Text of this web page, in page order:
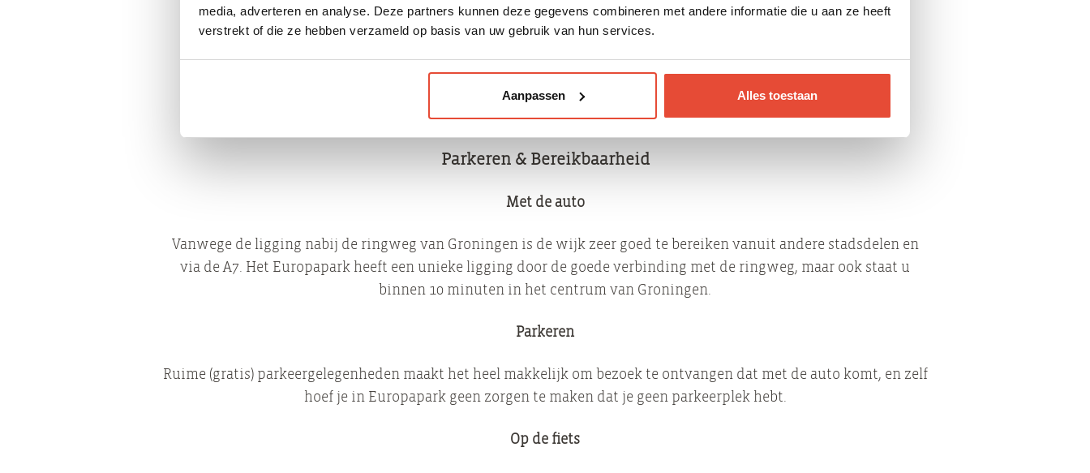
media, adverteren en analyse. Deze partners kunnen deze gegevens combineren met andere informatie die u aan ze heeft
verstrekt of die ze hebben verzameld op basis van uw gebruik van hun services.
Aanpassen Alles toestaan
De Euroborg
complex bestaat uit het FC Groningen voetbalstadion. Naast het stadion zijn in dit complex nog een
opleidingssector van het Noorderpoortcollege, een casino, een bioscoop, diverse horecavoorzieningen, een
fitnesscentrum, een Jumbo supermarkt en diverse kantoren te vinden.
Parkeren & Bereikbaarheid
Met de auto
Vanwege de ligging nabij de ringweg van Groningen is de wijk zeer goed te bereiken vanuit andere stadsdelen en
via de A7. Het Europapark heeft een unieke ligging door de goede verbinding met de ringweg, maar ook staat u
binnen 10 minuten in het centrum van Groningen.
Parkeren
Ruime (gratis) parkeergelegenheden maakt het heel makkelijk om bezoek te ontvangen dat met de auto komt, en zelf
hoef je in Europapark geen zorgen te maken dat je geen parkeerplek hebt.
Op de fiets